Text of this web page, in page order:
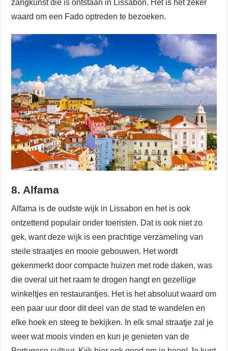
zangkunst die is ontstaan in Lissabon. Het is het zeker
waard om een Fado optreden te bezoeken.
8. Alfama
Alfama is de oudste wijk in Lissabon en het is ook
ontzettend populair onder toeristen. Dat is ook niet zo
gek, want deze wijk is een prachtige verzameling van
steile straatjes en mooie gebouwen. Het wordt
gekenmerkt door compacte huizen met rode daken, was
die overal uit het raam te drogen hangt en gezellige
winkeltjes en restaurantjes. Het is het absoluut waard om
een paar uur door dit deel van de stad te wandelen en
elke hoek en steeg te bekijken. In elk smal straatje zal je
weer wat moois vinden en kun je genieten van de